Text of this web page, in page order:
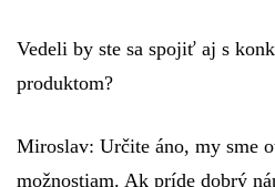
Vedeli by ste sa spojiť aj s
produktom?
Miroslav: Určite áno, my sme
možnostiam. Ak príde dobrý